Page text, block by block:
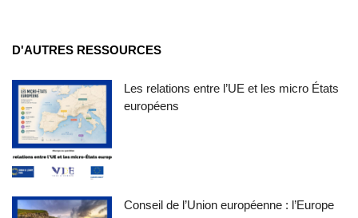
D'AUTRES RESSOURCES
Les relations entre l’UE et les micro États
européens
Conseil de l’Union européenne : l’Europe